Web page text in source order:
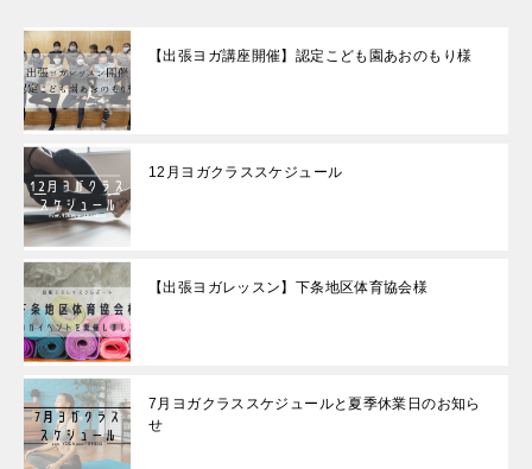
【出張ヨガ講座開催】認定こども園あおのもり様
12月ヨガクラススケジュール
【出張ヨガレッスン】下条地区体育協会様
7月ヨガクラススケジュールと夏季休業日のお知ら
せ